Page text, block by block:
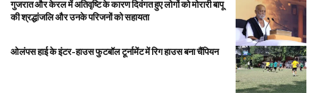
गुजरात और केरल में अतिवृष्टि के कारण दिवंगत हुए लोगों को मोरारी बापू
की श्रद्धांजलि और उनके परिजनों को सहायता
ओलंपस हाई के इंटर-हाउस फुटबॉल टूर्नामेंट में रिग हाउस बना चैंपियन